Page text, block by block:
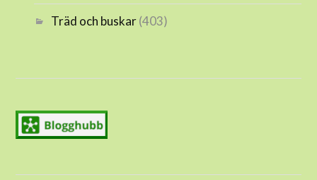
Träd och buskar(403)